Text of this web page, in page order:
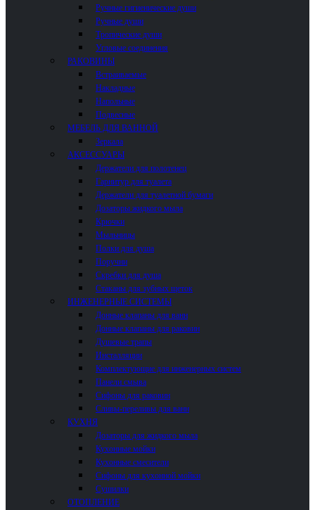
Ручные гигиенические души
Ручные души
Тропические души
Угловые соединения
РАКОВИНЫ
Встраиваемые
Накладные
Напольные
Подвесные
МЕБЕЛЬ ДЛЯ ВАННОЙ
Зеркала
АКСЕССУАРЫ
Держатели для полотенец
Гарнитур для туалета
Держатели для туалетной бумаги
Дозаторы жидкого мыла
Крючки
Мыльницы
Полки для душа
Поручни
Скребки для душа
Стаканы для зубных щеток
ИНЖЕНЕРНЫЕ СИСТЕМЫ
Донные клапаны для ванн
Донные клапаны для раковин
Душевые трапы
Инсталляции
Комплектующие для инженерных систем
Панели смыва
Сифоны для раковин
Сливы-переливы для ванн
КУХНЯ
Дозаторы для жидкого мыла
Кухонные мойки
Кухонные смесители
Сифоны для кухонной мойки
Сушилки
ОТОПЛЕНИЕ